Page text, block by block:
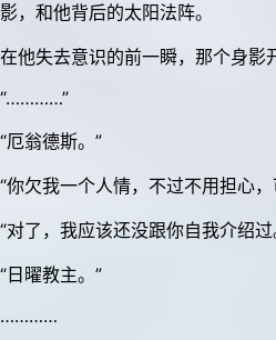
影，和他背后的太阳法阵。
在他失去意识的前一瞬，那个身影
“…………”
“厄翁德斯。”
“你欠我一个人情，不过不用担心
“对了，我应该还没跟你自我介绍
“日曜教主。”
…………